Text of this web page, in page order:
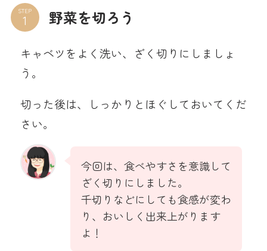
STEP 野菜を切ろう
キャベツをよく洗い、ざく切りにしましょ
う。
切った後は、しっかりとほぐしておいてくだ
さい。
今回は、食べやすさを意識して
ざく切りにしました。
千切りなどにしても食感が変わ
り、おいしく出来上がります
よ！